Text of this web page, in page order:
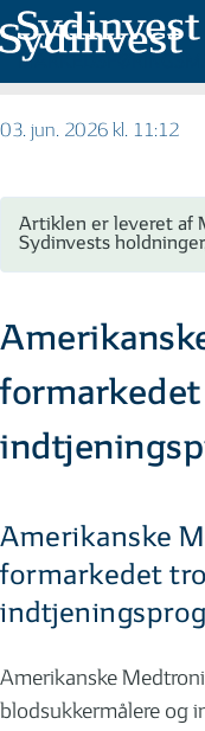
03. jun. 2026 kl. 11:12
Artiklen er leveret af
Sydinvests
Amerikanske
formarkedet
Amerikanske
blodsukkermålere og